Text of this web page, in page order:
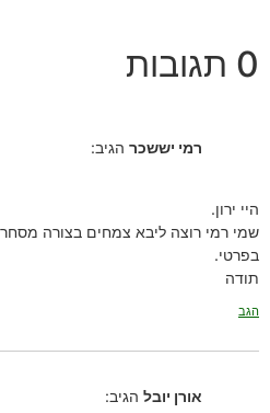
0 תגובות
רמי יששכר הגיב:
היי ירון.
שמי רמי רוצה ליבא צמחים בצורה
בפרטי.
תודה
הגב
אורן יובל הגיב: